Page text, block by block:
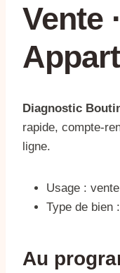
Vente ·
Diagnostic
rapide, compte-
ligne.
Usage : vente
Type de bien
Au